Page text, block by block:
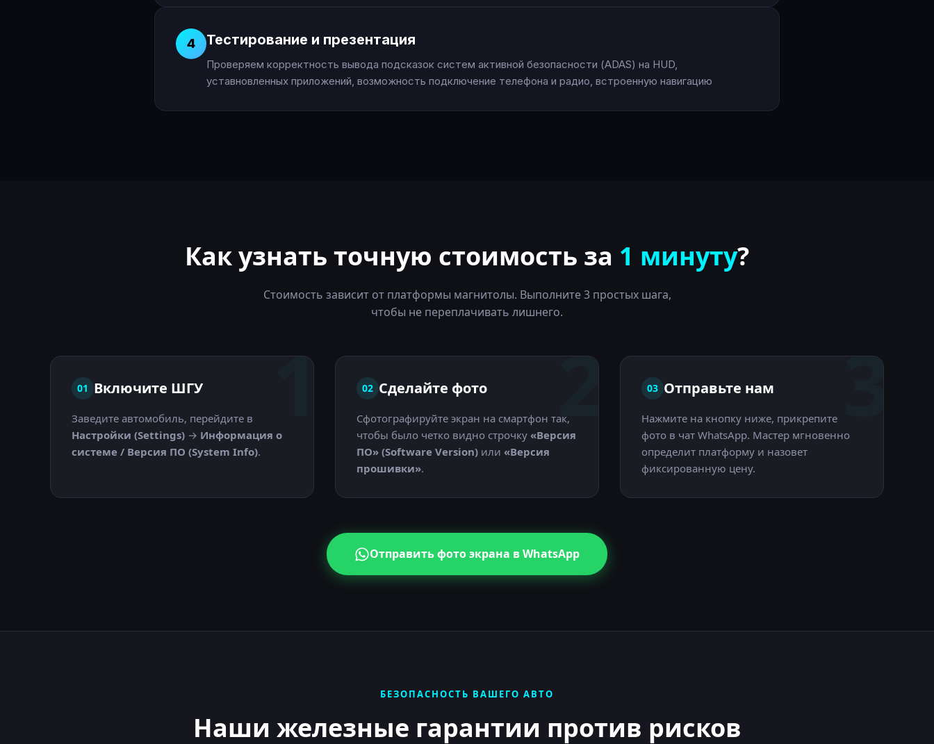
4 Тестирование и презентация
Проверяем корректность вывода подсказок систем активной безопасности (ADAS) на HUD,
уставновленных приложений, возможность подключение телефона и радио, встроенную навигацию
Как узнать точную стоимость за 1 минуту?
Стоимость зависит от платформы магнитолы. Выполните 3 простых шага,
чтобы не переплачивать лишнего.
1
01 Включите ШГУ
Заведите автомобиль, перейдите в
Настройки (Settings) → Информация о
системе / Версия ПО (System Info).
2
02 Сделайте фото
Сфотографируйте экран на смартфон так,
чтобы было четко видно строчку «Версия
ПО» (Software Version) или «Версия
прошивки».
3
03 Отправьте нам
Нажмите на кнопку ниже, прикрепите
фото в чат WhatsApp. Мастер мгновенно
определит платформу и назовет
фиксированную цену.
Отправить фото экрана в WhatsApp
БЕЗОПАСНОСТЬ ВАШЕГО АВТО
Наши железные гарантии против рисков